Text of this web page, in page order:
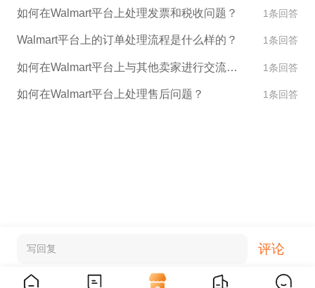
如何在Walmart平台上处理发票和税收问题？ 1条回答
Walmart平台上的订单处理流程是什么样的？ 1条回答
如何在Walmart平台上与其他卖家进行交流和合作？ 1条回答
如何在Walmart平台上处理售后问题？ 1条回答
写回复 评论